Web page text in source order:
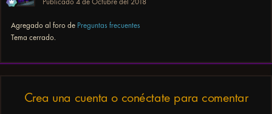
Agregado al foro de Preguntas frecuentes
Tema cerrado.
Crea una cuenta o conéctate para comentar